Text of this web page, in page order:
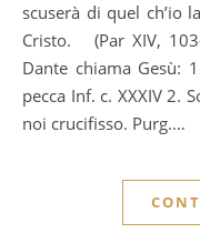
scuserà di quel ch’io
Cristo. (Par XIV,
Dante chiama Gesù:
pecca Inf. c. XXXIV 2.
noi crucifisso. Purg.…